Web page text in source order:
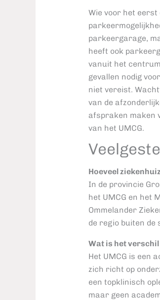
Wie voor het eerst
parkeergarage,
heeft ook
vanuit het
gevallen nodig
niet vereist.
van de
afspraken maken
van het UMCG.
Hoeveel
In de provincie
het UMCG en het
Ommelander
de regio buiten de
Wat is het
Het UMCG is een
zich richt op
een topklinisch
maar geen